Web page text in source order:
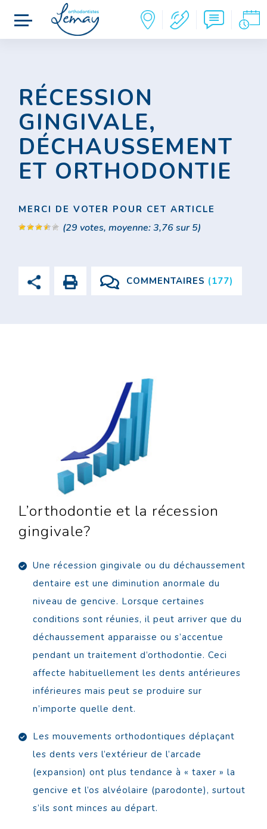
RÉCESSION
GINGIVALE,
DÉCHAUSSEMENT
ET ORTHODONTIE
MERCI DE VOTER POUR CET ARTICLE
(29 votes, moyenne:3,76sur 5)
COMMENTAIRES (177)
L’orthodontie et la récession
gingivale?
Une récession gingivale ou du déchaussement
dentaire est une diminution anormale du
niveau de gencive. Lorsque certaines
conditions sont réunies, il peut arriver que du
déchaussement apparaisse ou s’accentue
pendant un traitement d’orthodontie. Ceci
affecte habituellement les dents antérieures
inférieures mais peut se produire sur
n’importe quelle dent.
Les mouvements orthodontiques déplaçant
les dents vers l’extérieur de l’arcade
(expansion) ont plus tendance à « taxer » la
gencive et l’os alvéolaire (parodonte), surtout
s’ils sont minces au départ.